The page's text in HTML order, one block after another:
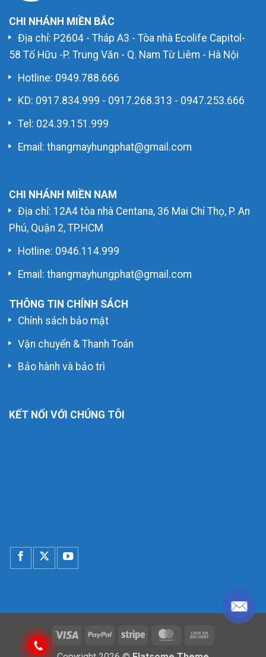
CHI NHÁNH MIỀN BẮC
Địa chỉ: P2604 - Tháp A3 - Tòa nhà Ecolife Capitol-
58 Tố Hữu -P. Trung Văn - Q. Nam Từ Liêm - Hà Nội
Hotline: 0949.788.666
KD: 0917.834.999 - 0917.268.313 - 0947.253.666
Tel: 024.39.151.999
Email: thangmayhungphat@gmail.com
CHI NHÁNH MIỀN NAM
Địa chỉ: 12A4 tòa nhà Centana, 36 Mai Chí Thọ, P. An
Phú, Quận 2, TP.HCM
Hotline: 0946.114.999
Email: thangmayhungphat@gmail.com
THÔNG TIN CHÍNH SÁCH
Chính sách bảo mật
Vận chuyển & Thanh Toán
Bảo hành và bảo trì
KẾT NỐI VỚI CHÚNG TÔI
Visa PayPal Stripe MasterCard